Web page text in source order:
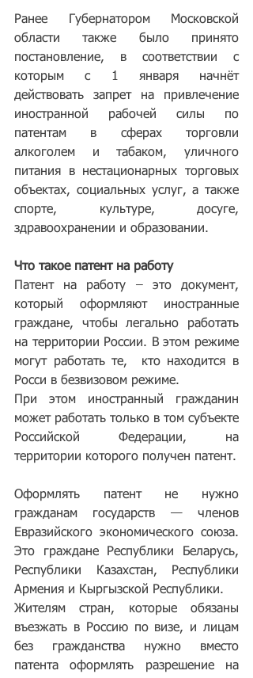
Ранее Губернатором Московской
области также было принято
постановление, в соответствии с
которым с 1 января начнёт
действовать запрет на привлечение
иностранной рабочей силы по
патентам в сферах торговли
алкоголем и табаком, уличного
питания в нестационарных торговых
объектах, социальных услуг, а также
спорте, культуре, досуге,
здравоохранении и образовании.
Что такое патент на работу
Патент на работу – это документ,
который оформляют иностранные
граждане, чтобы легально работать
на территории России. В этом режиме
могут работать те,  кто находится в
Росси в безвизовом режиме.
При этом иностранный гражданин
может работать только в том субъекте
Российской Федерации, на
территории которого получен патент.
Оформлять патент не нужно
гражданам государств — членов
Евразийского экономического союза.
Это граждане Республики Беларусь,
Республики Казахстан, Республики
Армения и Кыргызской Республики.
Жителям стран, которые обязаны
въезжать в Россию по визе, и лицам
без гражданства нужно вместо
патента оформлять разрешение на